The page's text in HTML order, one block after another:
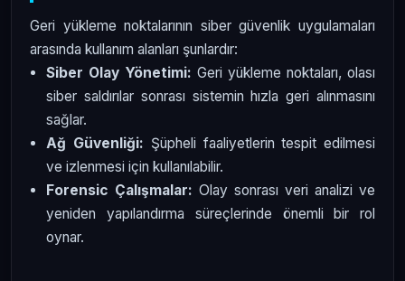
Geri yükleme noktalarının siber güvenlik uygulamaları
arasında kullanım alanları şunlardır:
Siber Olay Yönetimi: Geri yükleme noktaları, olası
siber saldırılar sonrası sistemin hızla geri alınmasını
sağlar.
Ağ Güvenliği: Şüpheli faaliyetlerin tespit edilmesi
ve izlenmesi için kullanılabilir.
Forensic Çalışmalar: Olay sonrası veri analizi ve
yeniden yapılandırma süreçlerinde önemli bir rol
oynar.